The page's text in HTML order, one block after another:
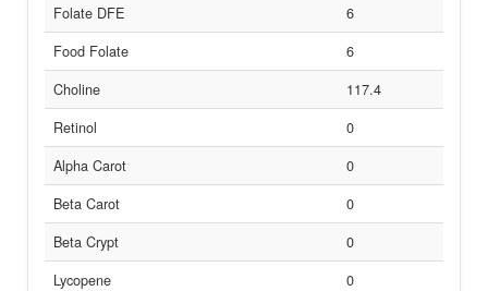
Folate DFE
6
Food Folate
6
Choline
117.4
Retinol
0
Alpha Carot
0
Beta Carot
0
Beta Crypt
0
Lycopene
0